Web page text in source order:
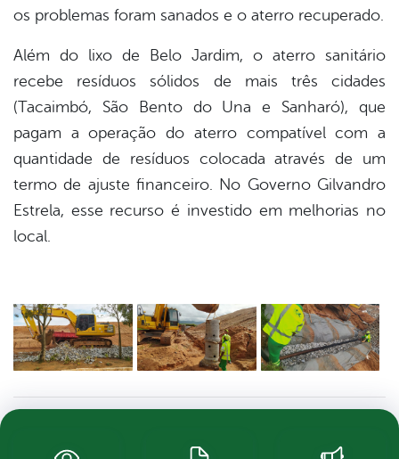
os problemas foram sanados e o aterro recuperado.
Além do lixo de Belo Jardim, o aterro sanitário
recebe resíduos sólidos de mais três cidades
(Tacaimbó, São Bento do Una e Sanharó), que
pagam a operação do aterro compatível com a
quantidade de resíduos colocada através de um
termo de ajuste financeiro. No Governo Gilvandro
Estrela, esse recurso é investido em melhorias no
local.